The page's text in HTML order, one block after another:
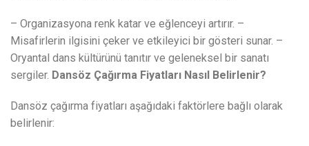
– Organizasyona renk katar ve eğlenceyi artırır. –
Misafirlerin ilgisini çeker ve etkileyici bir gösteri sunar. –
Oryantal dans kültürünü tanıtır ve geleneksel bir sanatı
sergiler. Dansöz Çağırma Fiyatları Nasıl Belirlenir?
Dansöz çağırma fiyatları aşağıdaki faktörlere bağlı olarak
belirlenir: